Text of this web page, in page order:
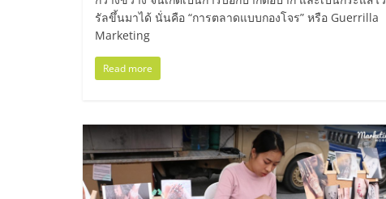
น้อย
คืน
ทุน
ไว,
รัลขึ้นมาได้ นั่นคือ “การตลาดแบบกองโจร” หรือ Guerrilla
Marketing
Read more